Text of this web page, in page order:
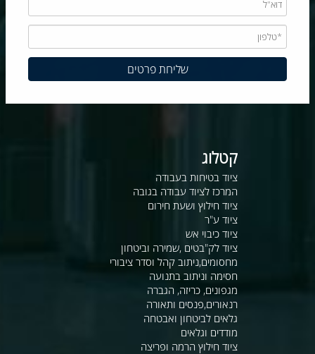
קטלוג
ציוד בטיחות בעבודה
המרכז לציוד עבודה בגובה
ציוד חילוץ ושעת חירום
ציוד ע"ר
ציוד כיבוי אש
ציוד לק"בטים ,שמירה וביטחון
מחסומים,ניתוב קהל וסדר ציבורי
חסימה וניתוב בתנועה
מגפונים, כריזה, הגברה
רנאורים,פנסים ותאורה
גלאים לביטחון ואבטחה
מודדים וגלאים
ציוד חילוץ הרמה ופריצה